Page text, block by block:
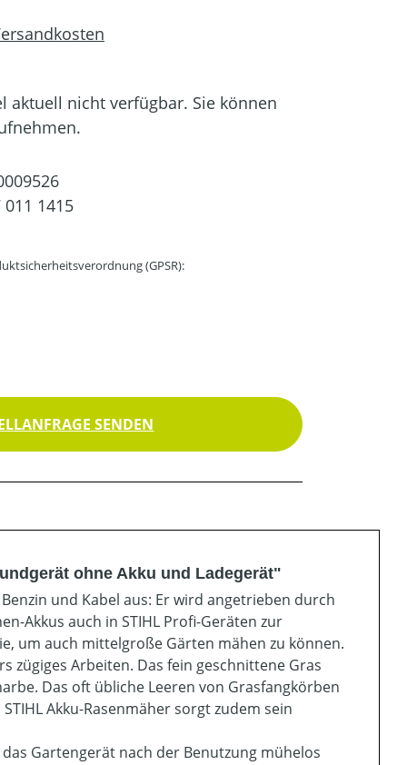
aktuell nicht verfügbar. Sie können
011 1415
(GPSR):
SENDEN
ohne Akku und Ladegerät"
und Kabel aus: Er wird angetrieben durch
Akkus auch in STIHL Profi-Geräten zur
um auch mittelgroße Gärten mähen zu können.
zügiges Arbeiten. Das fein geschnittene Gras
Das oft übliche Leeren von Grasfangkörben
Akku-Rasenmäher sorgt zudem sein
Gartengerät nach der Benutzung mühelos